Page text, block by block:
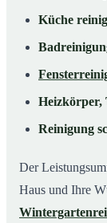
Küche
Heizkörper,
Reinigung
Der
Haus und Ihre